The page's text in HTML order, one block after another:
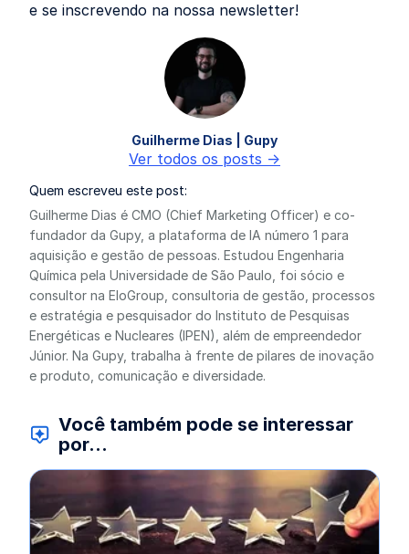
e se inscrevendo na nossa newsletter!
Guilherme Dias | Gupy
Ver todos os posts ->
Quem escreveu este post:
Guilherme Dias é CMO (Chief Marketing Officer) e co-
fundador da Gupy, a plataforma de IA número 1 para
aquisição e gestão de pessoas. Estudou Engenharia
Química pela Universidade de São Paulo, foi sócio e
consultor na EloGroup, consultoria de gestão, processos
e estratégia e pesquisador do Instituto de Pesquisas
Energéticas e Nucleares (IPEN), além de empreendedor
Júnior. Na Gupy, trabalha à frente de pilares de inovação
e produto, comunicação e diversidade.
Você também pode se interessar
por...